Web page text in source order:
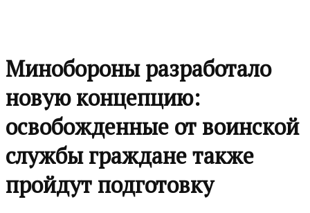
Минобороны разработало
новую концепцию:
освобожденные от воинской
службы граждане также
пройдут подготовку